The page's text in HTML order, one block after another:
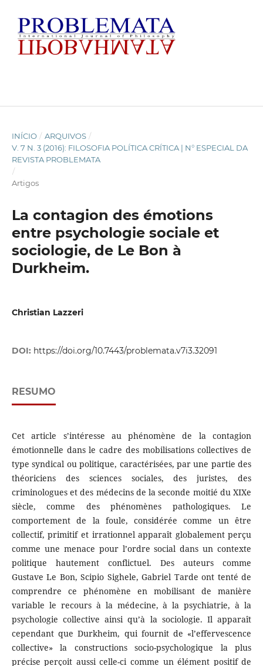
INÍCIO / ARQUIVOS /
V. 7 N. 3 (2016): FILOSOFIA POLÍTICA CRÍTICA | N° ESPECIAL DA
REVISTA PROBLEMATA
/
Artigos
La contagion des émotions
entre psychologie sociale et
sociologie, de Le Bon à
Durkheim.
Christian Lazzeri
DOI: https://doi.org/10.7443/problemata.v7i3.32091
RESUMO
Cet article s’intéresse au phénomène de la contagion
émotionnelle dans le cadre des mobilisations collectives de
type syndical ou politique, caractérisées, par une partie des
théoriciens des sciences sociales, des juristes, des
criminologues et des médecins de la seconde moitié du XIXe
siècle, comme des phénomènes pathologiques. Le
comportement de la foule, considérée comme un être
collectif, primitif et irrationnel apparaît globalement perçu
comme une menace pour l’ordre social dans un contexte
politique hautement conflictuel. Des auteurs comme
Gustave Le Bon, Scipio Sighele, Gabriel Tarde ont tenté de
comprendre ce phénomène en mobilisant de manière
variable le recours à la médecine, à la psychiatrie, à la
psychologie collective ainsi qu’à la sociologie. Il apparaît
cependant que Durkheim, qui fournit de «l’effervescence
collective» la constructions socio-psychologique la plus
précise perçoit aussi celle-ci comme un élément positif de